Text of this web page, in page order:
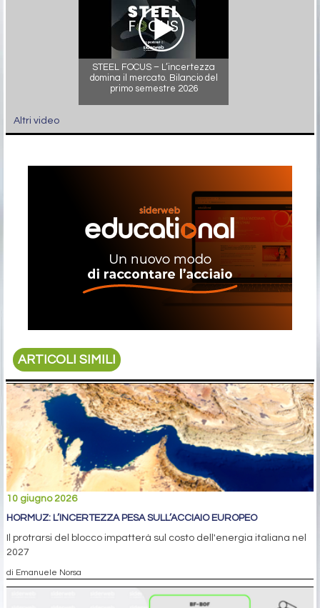
STEEL FOCUS – L’incertezza
domina il mercato. Bilancio del
primo semestre 2026
Altri video
ARTICOLI SIMILI
10 giugno 2026
HORMUZ: L’INCERTEZZA PESA SULL’ACCIAIO EUROPEO
Il protrarsi del blocco impatterà sul costo dell'energia italiana nel
2027
di Emanuele Norsa